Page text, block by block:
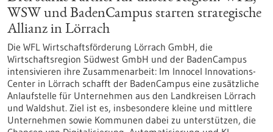
WSW und BadenCampus starten strategische
Allianz in Lörrach
Die WFL Wirtschaftsförderung Lörrach GmbH, die
Wirtschaftsregion Südwest GmbH und der BadenCampus
intensivieren ihre Zusammenarbeit: Im Innocel Innovations-
Center in Lörrach schafft der BadenCampus eine zusätzliche
Anlaufstelle für Unternehmen aus den Landkreisen Lörrach
und Waldshut. Ziel ist es, insbesondere kleine und mittlere
Unternehmen sowie Kommunen dabei zu unterstützen, die